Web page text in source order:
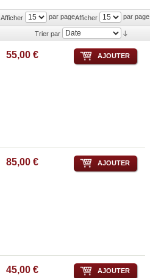
Afficher par page
Afficher par page
Trier par
55,00 € AJOUTER
85,00 € AJOUTER
45,00 € AJOUTER